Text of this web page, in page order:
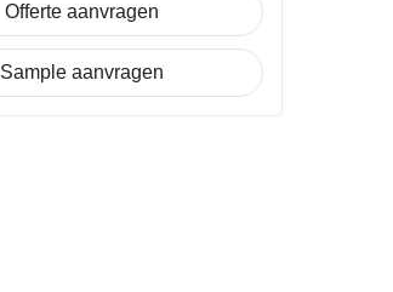
Offerte aanvragen
Sample aanvragen